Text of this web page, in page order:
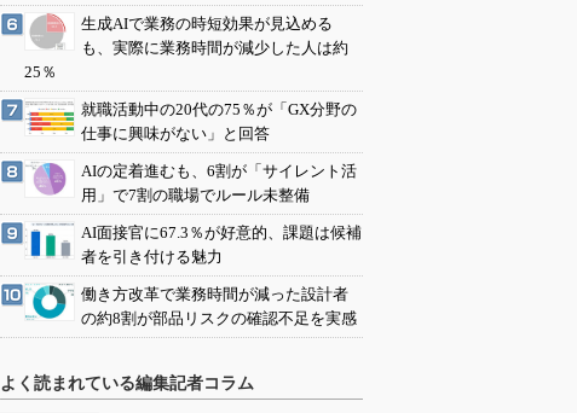
生成AIで業務の時短効果が見込める
も、実際に業務時間が減少した人は約
25％
就職活動中の20代の75％が「GX分野の
仕事に興味がない」と回答
AIの定着進むも、6割が「サイレント活
用」で7割の職場でルール未整備
AI面接官に67.3％が好意的、課題は候補
者を引き付ける魅力
働き方改革で業務時間が減った設計者
の約8割が部品リスクの確認不足を実感
よく読まれている編集記者コラム